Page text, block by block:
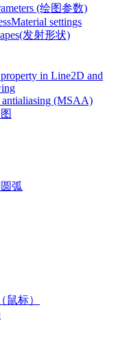
(绘图参数)
settings
发射形状)
in Line2D and
(MSAA)
弧
鼠标）